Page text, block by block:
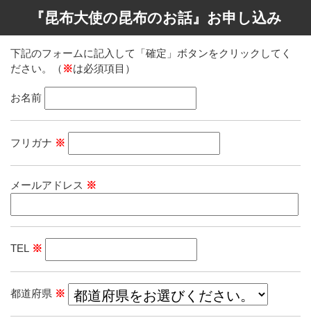
『昆布大使の昆布のお話』お申し込み
下記のフォームに記入して「確定」ボタンをクリックしてく
ださい。（ ※は必須項目）
お名前
フリガナ ※
メールアドレス ※
TEL ※
都道府県 ※